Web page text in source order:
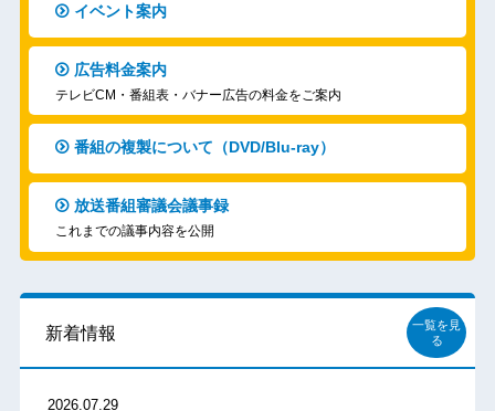
イベント案内
広告料金案内
テレビCM・番組表・バナー広告の料金をご案内
番組の複製について（DVD/Blu-ray）
放送番組審議会議事録
これまでの議事内容を公開
新着情報
一覧を見
る
2026.07.29